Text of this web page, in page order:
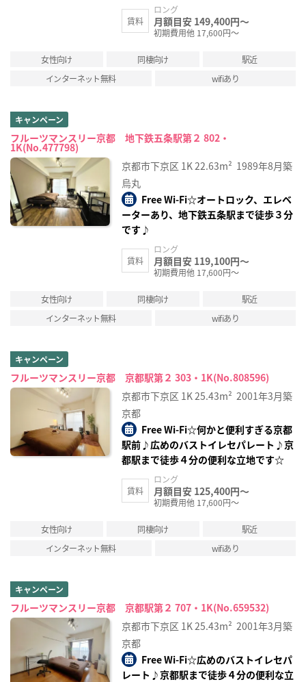
賃料
ロング
月額目安 149,400円～
初期費用他 17,600円～
女性向け 同棲向け
駅近
インターネット無料
wifiあり
キャンペーン
フルーツマンスリー京都 地下鉄五条駅第２ 802・
1K(No.477798)
京都市下京区 1K22.63m² 1989年8月築
烏丸
Free Wi-Fi☆オートロック、エレベ
ーターあり、地下鉄五条駅まで徒歩３分
です♪
賃料
ロング
月額目安 119,100円～
初期費用他 17,600円～
女性向け 同棲向け
駅近
インターネット無料
wifiあり
キャンペーン
フルーツマンスリー京都 京都駅第２ 303・1K(No.808596)
京都市下京区 1K25.43m² 2001年3月築
京都
Free Wi-Fi☆何かと便利すぎる京都
駅前♪広めのバストイレセパレート♪京
都駅まで徒歩４分の便利な立地です☆
賃料
ロング
月額目安 125,400円～
初期費用他 17,600円～
女性向け 同棲向け
駅近
インターネット無料
wifiあり
キャンペーン
フルーツマンスリー京都 京都駅第２ 707・1K(No.659532)
京都市下京区 1K25.43m² 2001年3月築
京都
Free Wi-Fi☆広めのバストイレセパ
レート♪京都駅まで徒歩４分の便利な立